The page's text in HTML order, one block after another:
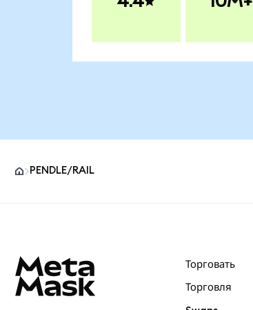
PENDLE/RAIL
Торговать
Торговля